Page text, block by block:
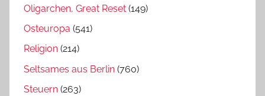
Oligarchen, Great Reset (149)
Osteuropa (541)
Religion (214)
Seltsames aus Berlin (760)
Steuern (263)